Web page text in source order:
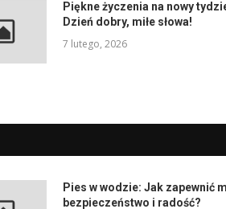
Piękne życzenia na nowy
Dzień dobry, miłe słowa!
7 lutego, 2026
Pies w wodzie: Jak zapewnić
bezpieczeństwo i radość?